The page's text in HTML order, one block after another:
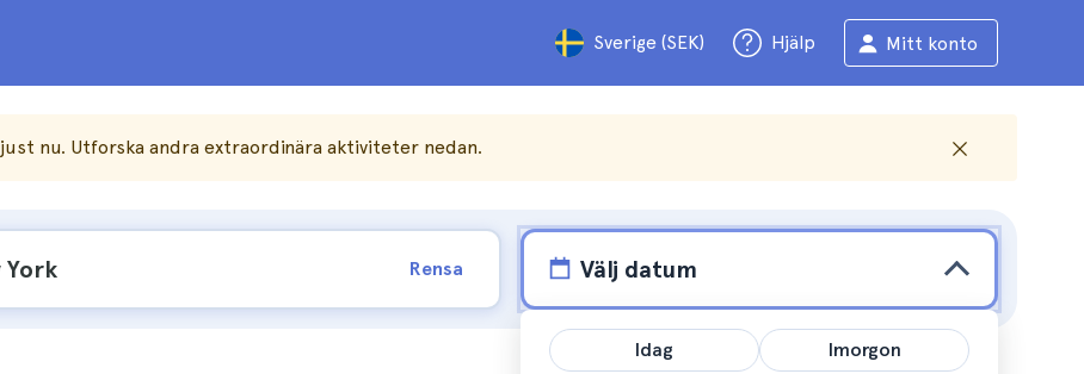
Sverige (SEK) Hjälp Mitt konto
just nu. Utforska andra extraordinära aktiviteter nedan.
Rensa Välj datum
Idag Imorgon